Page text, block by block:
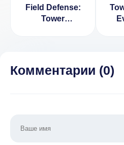
Field Defense:
Tower
Комментарии (0)